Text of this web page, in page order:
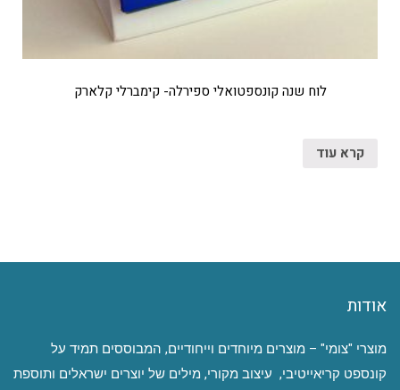
לוח שנה קונספטואלי ספירלה- קימברלי קלארק
קרא עוד
אודות
מוצרי "צומי" – מוצרים מיוחדים וייחודיים, המבוססים תמיד על
קונספט קריאייטיבי, עיצוב מקורי, מילים של יוצרים ישראלים ותוספת